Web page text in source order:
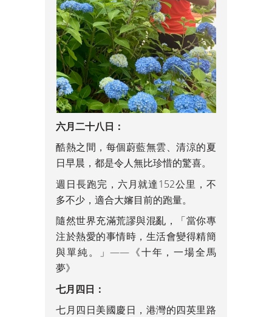
六月二十八日：
酷熱之間，每個蔚藍無雲、清涼的夏
日早晨，都是令人無比珍惜的驚喜。
週日長跑完，六月就達152公里，不
多不少，適合大嬸目前的跑量。
隨然世界充滿荒謬與混亂，「當你專
注於熱愛的事情時，生活會變得精簡
與單純。」——《十年，一場全馬
夢》
七月四日：
七月四日美國慶日，港灣的四英里路